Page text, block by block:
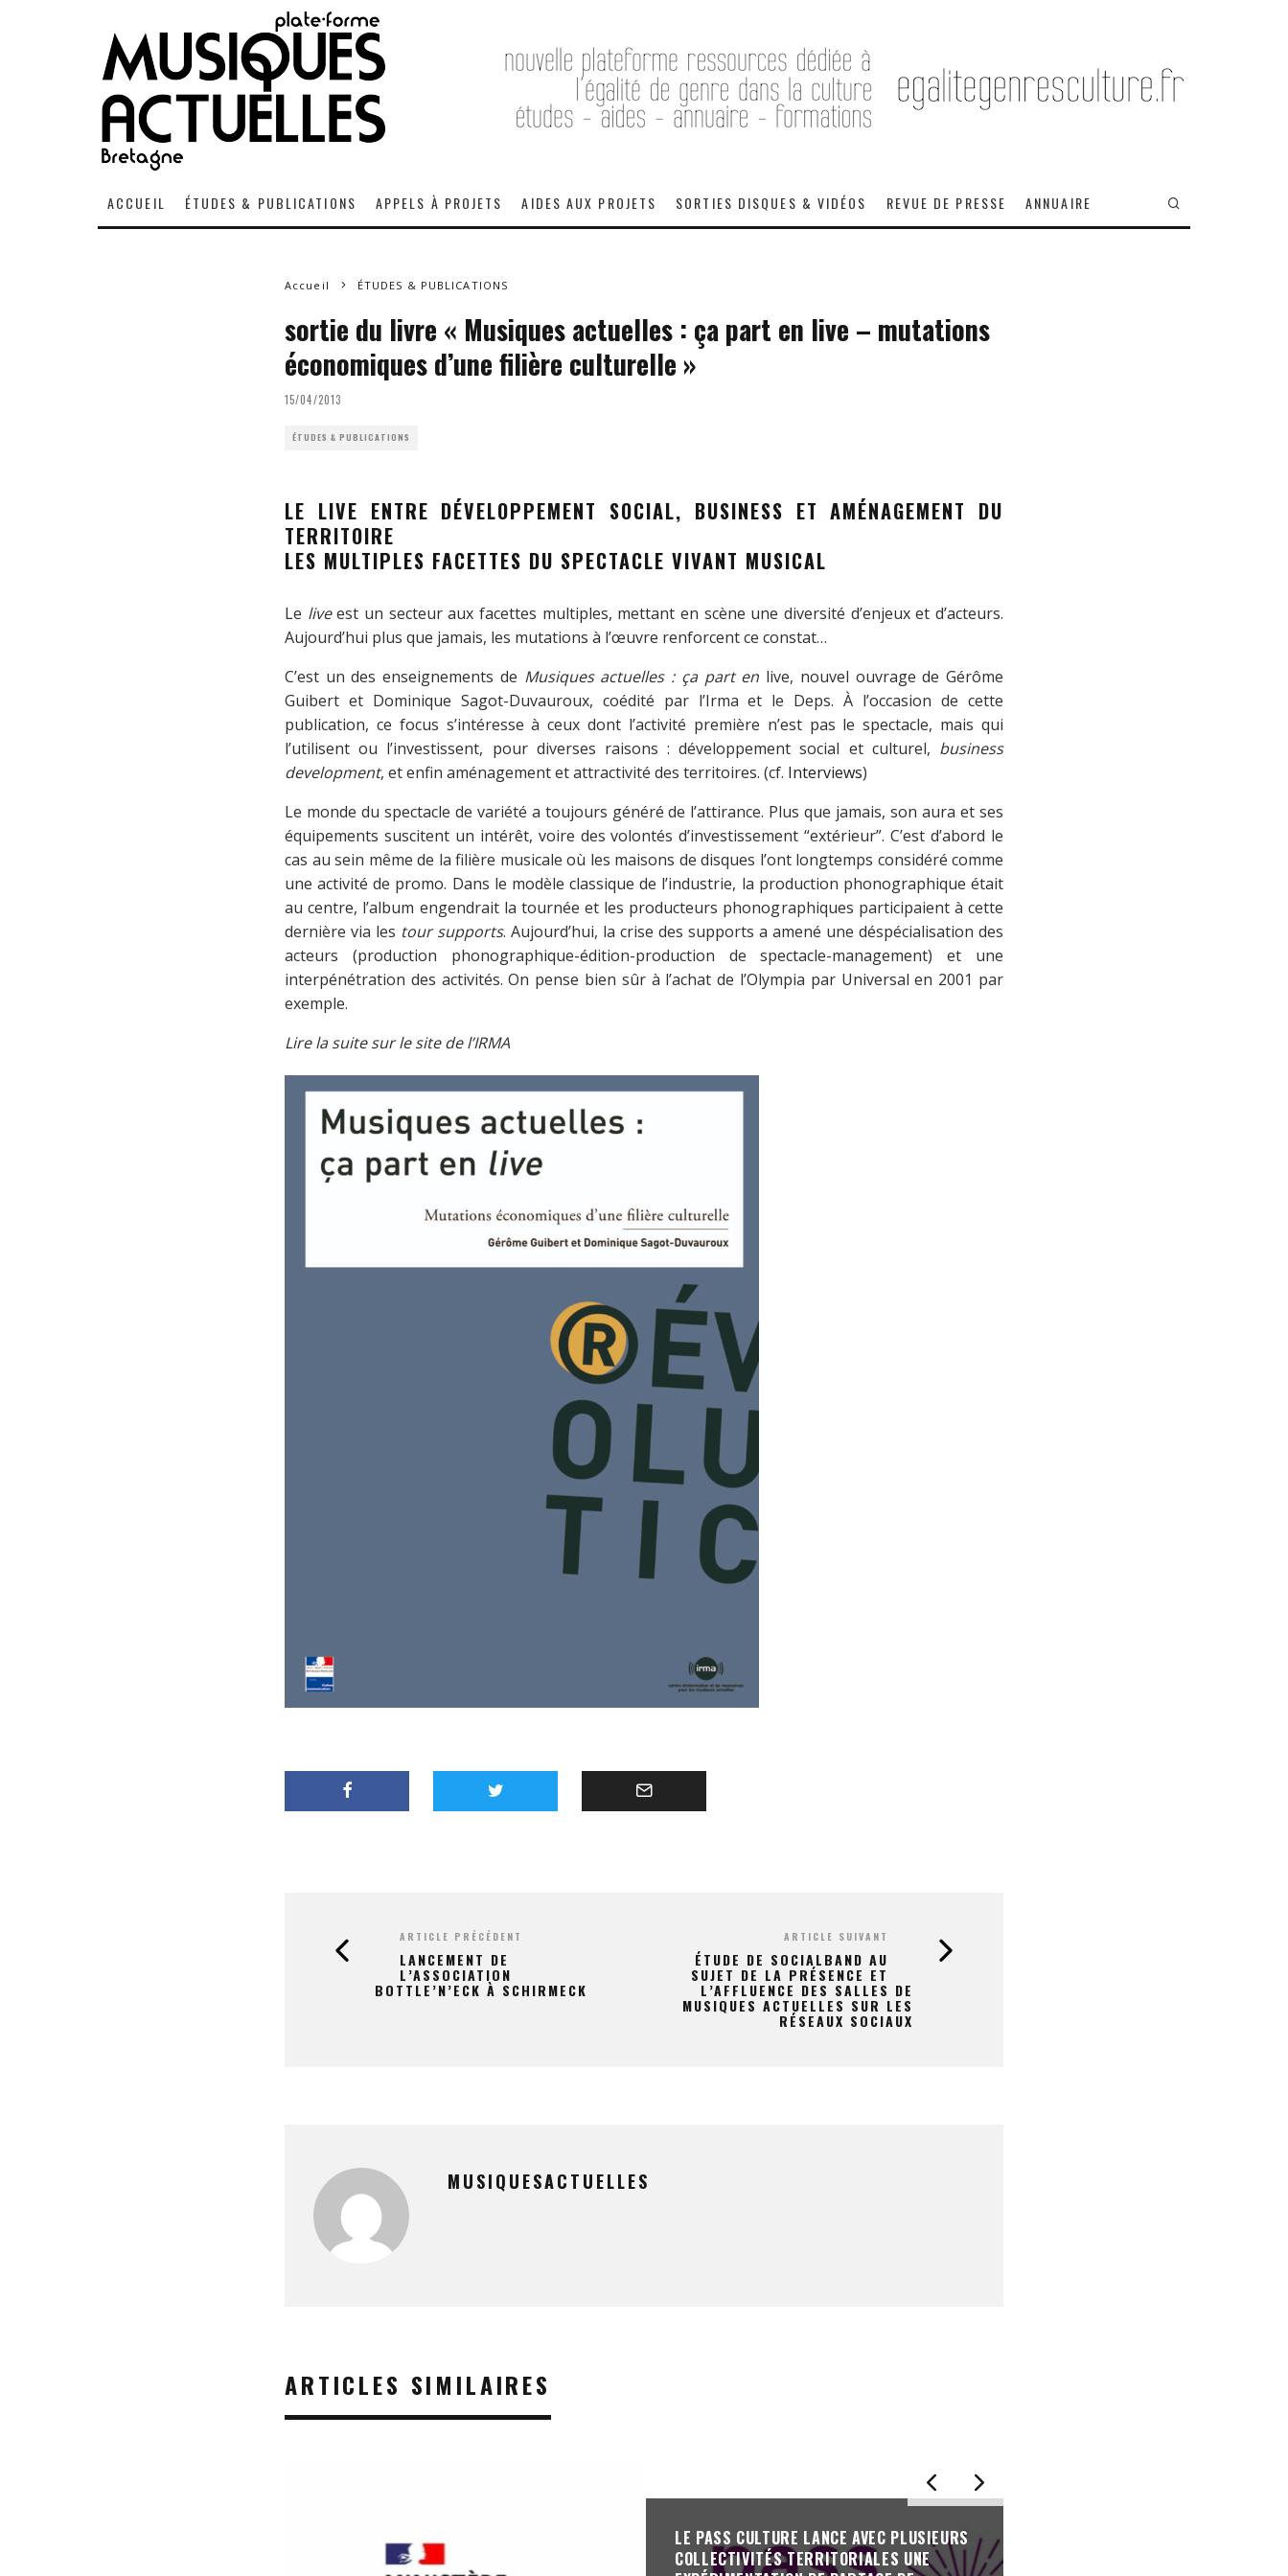
ACCUEIL ÉTUDES & PUBLICATIONS APPELS À PROJETS AIDES AUX PROJETS SORTIES DISQUES & VIDÉOS REVUE DE PRESSE ANNUAIRE
Accueil ÉTUDES & PUBLICATIONS
sortie du livre « Musiques actuelles : ça part en live – mutations
économiques d’une filière culturelle »
15/04/2013
ÉTUDES & PUBLICATIONS
LE LIVE ENTRE DÉVELOPPEMENT SOCIAL, BUSINESS ET AMÉNAGEMENT DU
TERRITOIRE
LES MULTIPLES FACETTES DU SPECTACLE VIVANT MUSICAL
Le liveest un secteur aux facettes multiples, mettant en scène une diversité d’enjeux et d’acteurs.
Aujourd’hui plus que jamais, les mutations à l’œuvre renforcent ce constat…
C’est un des enseignements de Musiques actuelles : ça part en live, nouvel ouvrage de Gérôme
Guibert et Dominique Sagot-Duvauroux, coédité par l’Irma et le Deps. À l’occasion de cette
publication, ce focus s’intéresse à ceux dont l’activité première n’est pas le spectacle, mais qui
l’utilisent ou l’investissent, pour diverses raisons : développement social et culturel, business
development, et enfin aménagement et attractivité des territoires. (cf. Interviews)
Le monde du spectacle de variété a toujours généré de l’attirance. Plus que jamais, son aura et ses
équipements suscitent un intérêt, voire des volontés d’investissement “extérieur”. C’est d’abord le
cas au sein même de la filière musicale où les maisons de disques l’ont longtemps considéré comme
une activité de promo. Dans le modèle classique de l’industrie, la production phonographique était
au centre, l’album engendrait la tournée et les producteurs phonographiques participaient à cette
dernière via les tour supports. Aujourd’hui, la crise des supports a amené une déspécialisation des
acteurs (production phonographique-édition-production de spectacle-management) et une
interpénétration des activités. On pense bien sûr à l’achat de l’Olympia par Universal en 2001 par
exemple.
Lire la suite sur le site de l’IRMA
ARTICLE PRÉCÉDENT
LANCEMENT DE
L’ASSOCIATION
BOTTLE’N’ECK À SCHIRMECK
ARTICLE SUIVANT
ÉTUDE DE SOCIALBAND AU
SUJET DE LA PRÉSENCE ET
L’AFFLUENCE DES SALLES DE
MUSIQUES ACTUELLES SUR LES
RÉSEAUX SOCIAUX
MUSIQUESACTUELLES
ARTICLES SIMILAIRES
LE PASS CULTURE LANCE AVEC PLUSIEURS
COLLECTIVITÉS TERRITORIALES UNE